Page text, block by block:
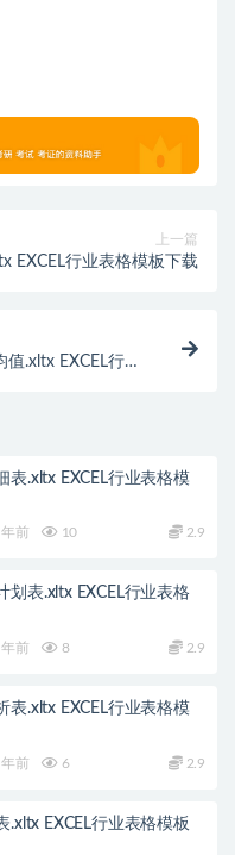
上一篇
EXCEL行业表格模板下载
.xltx EXCEL行业
表.xltx EXCEL行业表格模
年前 10 2.9
划表.xltx EXCEL行业表格
年前 8 2.9
表.xltx EXCEL行业表格模
年前 6 2.9
.xltx EXCEL行业表格模板